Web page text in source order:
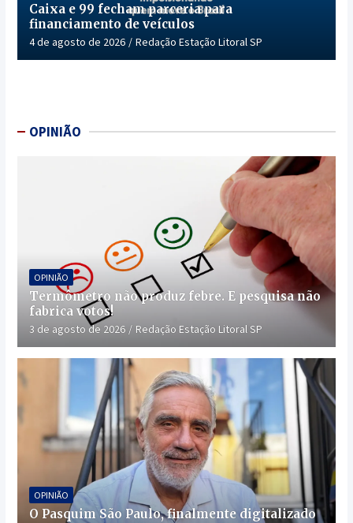
Caixa e 99 fecham parceria para
financiamento de veículos
4 de agosto de 2026 Redação Estação Litoral SP
OPINIÃO
OPINIÃO
Termômetro não produz febre. E pesquisa não
fabrica votos!
3 de agosto de 2026 Redação Estação Litoral SP
OPINIÃO
O Pasquim São Paulo, finalmente digitalizado